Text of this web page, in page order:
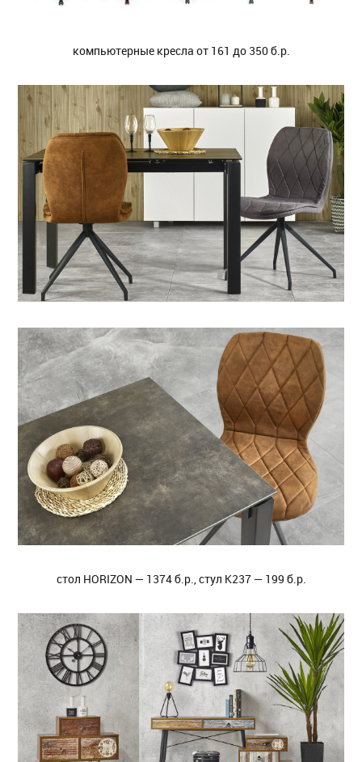
компьютерные кресла от 161 до 350 б.р.
стол HORIZON — 1374 б.р., стул K237 — 199 б.р.